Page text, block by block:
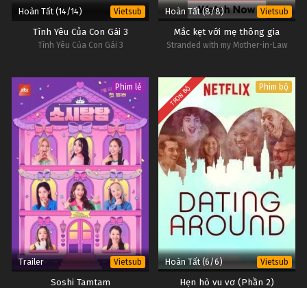
Hoàn Tất (14/14) Vietsub
Tình Yêu Của Con Gái 3
Tình Yêu Của Con Gái 3
Hoàn Tất (8/8) Vietsub
Mắc kẹt với mẹ thông gia
Stranded with my Mother-in-Law
Phim lẻ
Trailer Vietsub
Soshi Tamtam
TRỌN BỘ Phim bộ
Hoàn Tất (6/6) Vietsub
Hẹn hò vu vơ (Phần 2)